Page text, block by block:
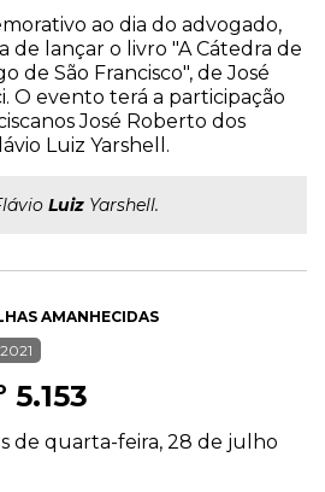
ao dia do advogado,
de lançar o livro "A Cátedra de
de São Francisco", de José
O evento terá a participação
José Roberto dos
Luiz Yarshell.
Luiz Yarshell.
AMANHECIDAS
5.153
de quarta-feira, 28 de julho